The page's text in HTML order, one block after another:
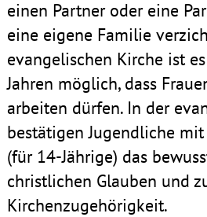
einen Partner oder eine
eine eigene Familie
evangelischen Kirche ist
Jahren möglich, dass
arbeiten dürfen. In der
bestätigen Jugendliche
(für 14-Jährige) das
christlichen Glauben und
Kirchenzugehörigkeit.